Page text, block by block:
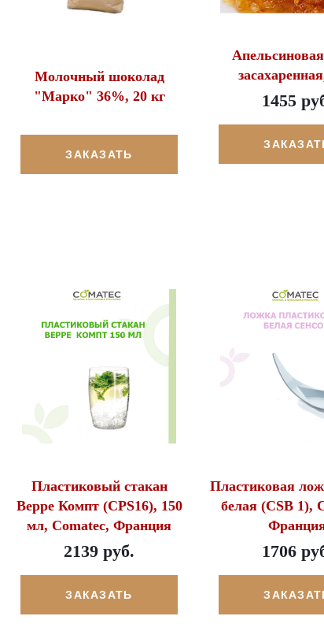
Молочный шоколад
"Марко" 36%, 20 кг
ЗАКАЗАТЬ
1455
Пластиковый стакан
Верре Компт (CPS16), 150
мл, Comatec, Франция
2139 руб.
ЗАКАЗАТЬ
Пластиковая
белая (CSB 1),
1706